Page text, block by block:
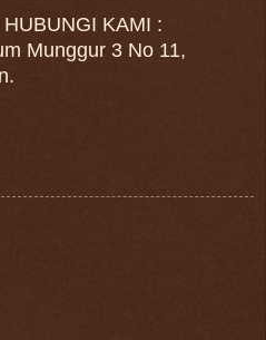
KAMI :
Munggur 3 No 11,